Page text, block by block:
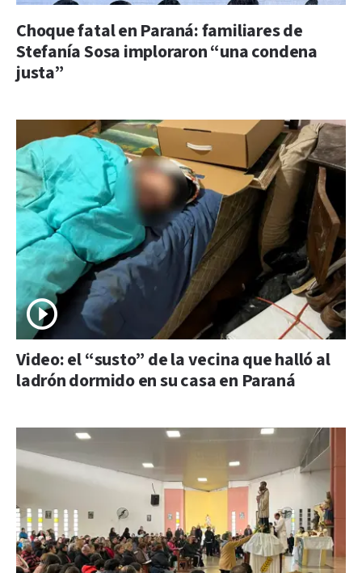
Choque fatal en Paraná: familiares de
Stefanía Sosa imploraron “una condena
justa”
Video: el “susto” de la vecina que halló al
ladrón dormido en su casa en Paraná